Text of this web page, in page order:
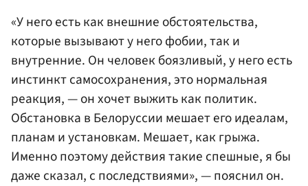
«У него есть как внешние обстоятельства,
которые вызывают у него фобии, так и
внутренние. Он человек боязливый, у него есть
инстинкт самосохранения, это нормальная
реакция, — он хочет выжить как политик.
Обстановка в Белоруссии мешает его идеалам,
планам и установкам. Мешает, как грыжа.
Именно поэтому действия такие спешные, я бы
даже сказал, с последствиями», — пояснил он.